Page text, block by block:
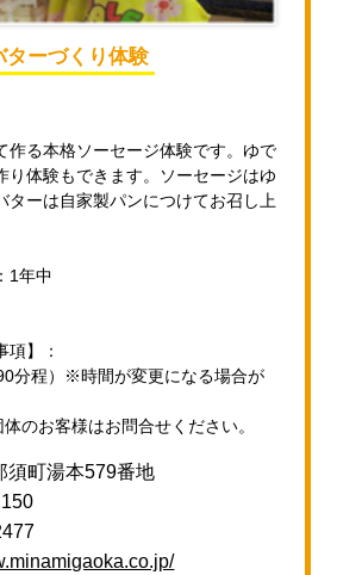
ターづくり体験
作る本格ソーセージ体験です。ゆで
り体験もできます。ソーセージはゆ
ターは自家製パンにつけてお召し上
1年中
項】：
分程）※時間が変更になる場合が
お客様はお問合せください。
町湯本579番地